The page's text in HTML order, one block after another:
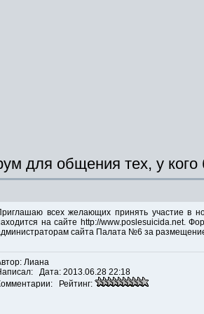
для общения тех, у кого
всех желающих принять участие в
на сайте http://www.poslesuicida.net.
сайта Палата №6 за
Лиана
Дата: 2013.06.28 22:18
Рейтинг: